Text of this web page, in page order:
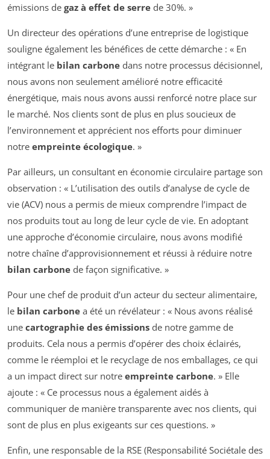
émissions de gaz à effet de serre de 30%. »
Un directeur des opérations d’une entreprise de logistique
souligne également les bénéfices de cette démarche : « En
intégrant le bilan carbone dans notre processus décisionnel,
nous avons non seulement amélioré notre efficacité
énergétique, mais nous avons aussi renforcé notre place sur
le marché. Nos clients sont de plus en plus soucieux de
l’environnement et apprécient nos efforts pour diminuer
notre empreinte écologique. »
Par ailleurs, un consultant en économie circulaire partage son
observation : « L’utilisation des outils d’analyse de cycle de
vie (ACV) nous a permis de mieux comprendre l’impact de
nos produits tout au long de leur cycle de vie. En adoptant
une approche d’économie circulaire, nous avons modifié
notre chaîne d’approvisionnement et réussi à réduire notre
bilan carbone de façon significative. »
Pour une chef de produit d’un acteur du secteur alimentaire,
le bilan carbone a été un révélateur : « Nous avons réalisé
une cartographie des émissions de notre gamme de
produits. Cela nous a permis d’opérer des choix éclairés,
comme le réemploi et le recyclage de nos emballages, ce qui
a un impact direct sur notre empreinte carbone. » Elle
ajoute : « Ce processus nous a également aidés à
communiquer de manière transparente avec nos clients, qui
sont de plus en plus exigeants sur ces questions. »
Enfin, une responsable de la RSE (Responsabilité Sociétale des